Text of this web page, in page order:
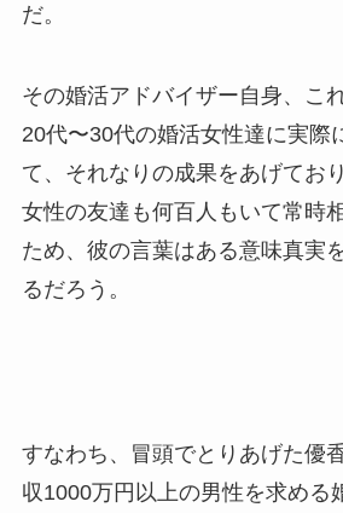
だ。
その婚活アドバイザー自身、こ
20代〜30代の婚活女性達に実際
て、それなりの成果をあげてお
女性の友達も何百人もいて常時
ため、彼の言葉はある意味真実
るだろう。
すなわち、冒頭でとりあげた優
収1000万円以上の男性を求める